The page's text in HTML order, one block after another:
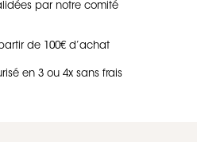
par notre comité
de 100€ d’achat
en 3 ou 4x sans frais